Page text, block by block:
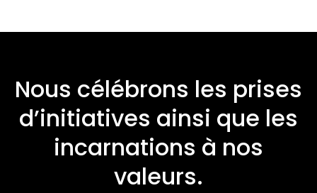
Nous célébrons les prises
d’initiatives ainsi que les
incarnations à nos
valeurs.